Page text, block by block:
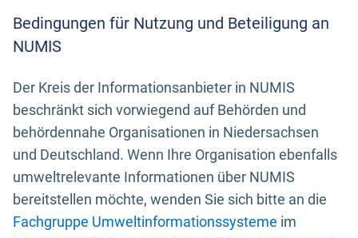
Bedingungen für Nutzung und Beteiligung an
NUMIS
Der Kreis der Informationsanbieter in NUMIS
beschränkt sich vorwiegend auf Behörden und
behördennahe Organisationen in Niedersachsen
und Deutschland. Wenn Ihre Organisation ebenfalls
umweltrelevante Informationen über NUMIS
bereitstellen möchte, wenden Sie sich bitte an die
Fachgruppe Umweltinformationssysteme im